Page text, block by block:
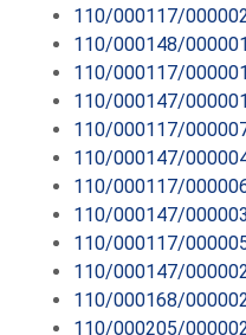
110/000117/
110/000148/000001
110/000117/000001
110/000147/000001
110/000117/
110/000147/
110/000117/
110/000147/000003
110/000117/
110/000147/
110/000168/
110/000205/